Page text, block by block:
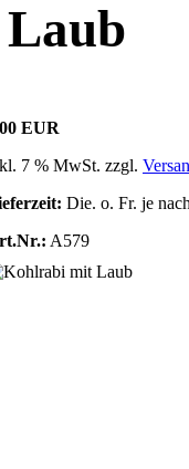
EUR
7 % MwSt. zzgl.
Die. o. Fr. je
A579